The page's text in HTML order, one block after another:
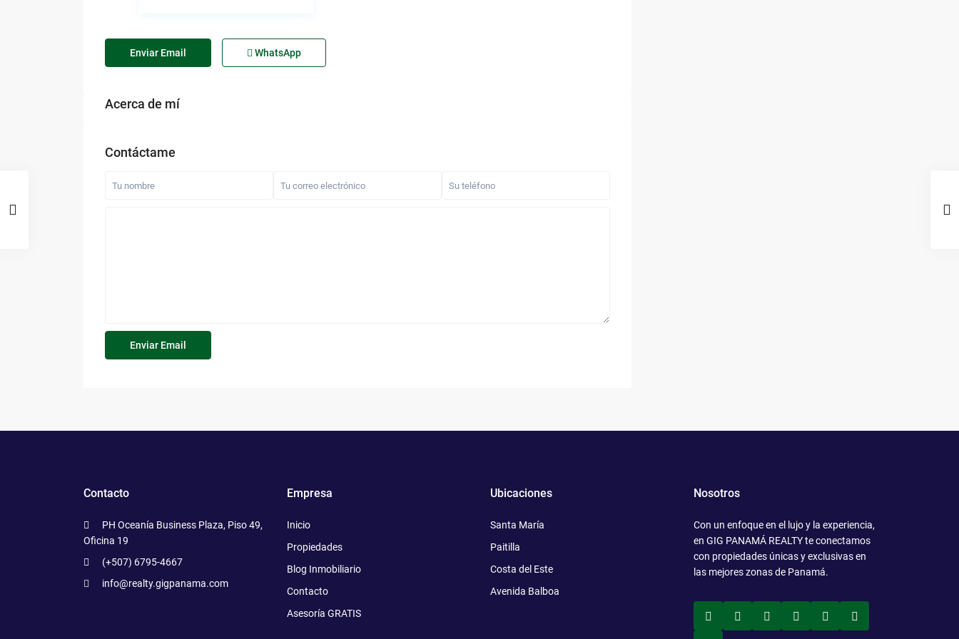
Enviar Email WhatsApp
Acerca de mí
Contáctame
Contacto
PH Oceanía Business Plaza, Piso 49,
Oficina 19
(+507) 6795-4667
info@realty.gigpanama.com
Empresa
Inicio
Propiedades
Blog Inmobiliario
Contacto
Asesoría GRATIS
Ubicaciones
Santa María
Paitilla
Costa del Este
Avenida Balboa
Nosotros
Con un enfoque en el lujo y la experiencia,
en GIG PANAMÁ REALTY te conectamos
con propiedades únicas y exclusivas en
las mejores zonas de Panamá.